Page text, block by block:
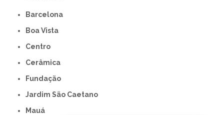
Barcelona
Boa Vista
Centro
Cerâmica
Fundação
Jardim São Caetano
Mauá